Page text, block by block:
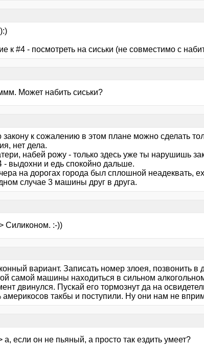
к #4 - посмотреть на сиськи (не совместимо с
Может набить сиськи?
закону к сожалению в этом плане можно сделать
нет дела.
набей рожу - только здесь уже ты нарушишь
- выдохни и едь спокойно дальше.
на дорогах города был сплошной неадеквать,
случае 3 машины друг в друга.
Силиконом. :-))
вариант. Записать номер злоея, позвонить в
самой машины находиться в сильном
двинулся. Пускай его тормознут да на
америкосов такбы и поступили. Ну они нам не
а, если он не пьяный, а просто так ездить умеет?